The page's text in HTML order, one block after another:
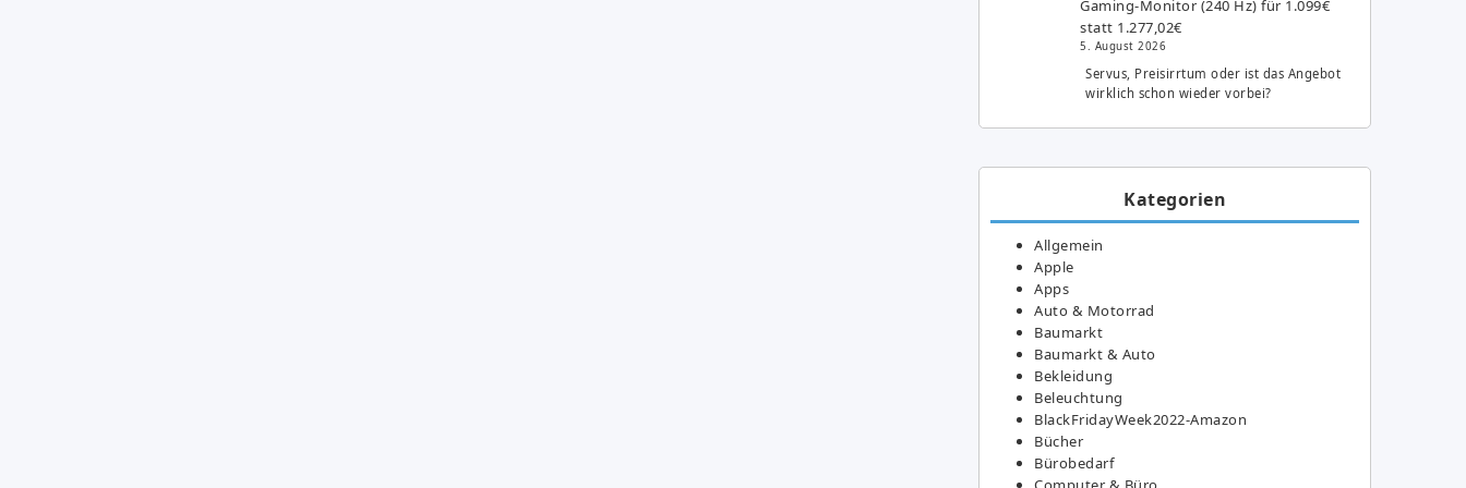
Gaming-Monitor (240 Hz) für 1.099€
statt 1.277,02€
5. August 2026
Servus, Preisirrtum oder ist das Angebot
wirklich schon wieder vorbei?
Kategorien
Allgemein
Apple
Apps
Auto & Motorrad
Baumarkt
Baumarkt & Auto
Bekleidung
Beleuchtung
BlackFridayWeek2022-Amazon
Bücher
Bürobedarf